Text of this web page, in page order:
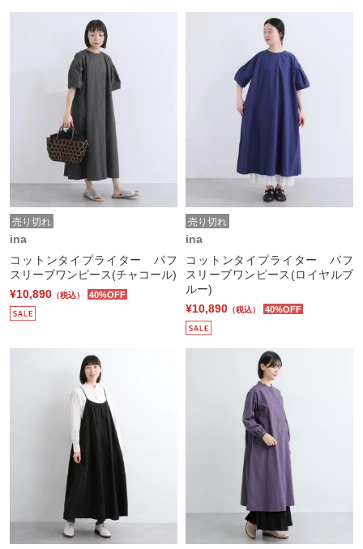
売り切れ
ina
コットンタイプライター パフ
スリーブワンピース(チャコール)
¥10,890 （税込） 40%OFF
売り切れ
ina
コットンタイプライター パフ
スリーブワンピース(ロイヤルブ
ルー)
¥10,890 （税込） 40%OFF